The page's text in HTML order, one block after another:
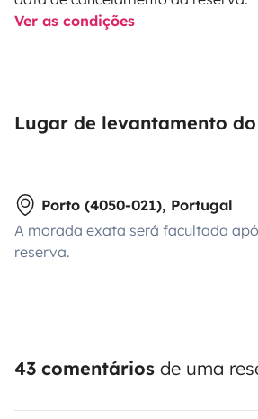
Ver as condições
Lugar de levantamento
Porto (4050-021), Portugal
A morada exata será facultada
reserva.
43 comentários de uma